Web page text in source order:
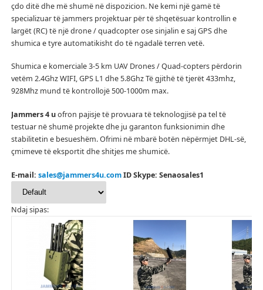
çdo ditë dhe më shumë në dispozicion. Ne kemi një gamë të
specializuar të jammers projektuar për të shqetësuar kontrollin e
largët (RC) të një drone / quadcopter ose sinjalin e saj GPS dhe
shumica e tyre automatikisht do të ngadalë terren vetë.
Shumica e komerciale 3-5 km UAV Drones / Quad-copters përdorin
vetëm 2.4Ghz WIFI, GPS L1 dhe 5.8Ghz Të gjithë të tjerët 433mhz,
928Mhz mund të kontrollojë 500-1000m max.
Jammers 4 uofron pajisje të provuara të teknologjisë pa tel të
testuar në shumë projekte dhe ju garanton funksionimin dhe
stabilitetin e besueshëm.Ofrimi në mbarë botën nëpërmjet DHL-së,
çmimeve të eksportit dhe shitjes me shumicë.
E-mail: sales@jammers4u.comID Skype: Senaosales1
Ndaj sipas: